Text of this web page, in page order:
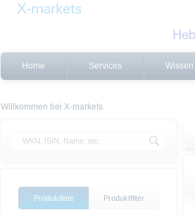
Home Services Wissen
Willkommen bei X-markets.
Produktliste Produktfilter